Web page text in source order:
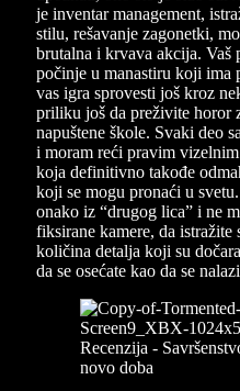
je inventar management,
stilu, rešavanje zagonetki,
brutalna i krvava akcija. Vaš
počinje u manastiru koji ima
vas igra sprovesti još kroz
priliku još da preživite horor
napuštene škole. Svaki deo
i moram reći pravim
koja definitivno takođe
koji se mogu pronaći u
onako iz “drugog lica” i ne
fiksirane kamere, da istražite
količina detalja koji su
da se osećate kao da se